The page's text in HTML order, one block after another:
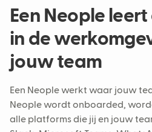
Een Neople
in de
jouw team
Een Neople werkt waar jouw
Neople wordt onboarded,
alle platforms die jij en jouw